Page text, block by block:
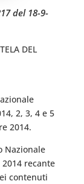
del 18-9-
DEL
2, 3, 4 e 5
2014.
Nazionale
recante
contenuti